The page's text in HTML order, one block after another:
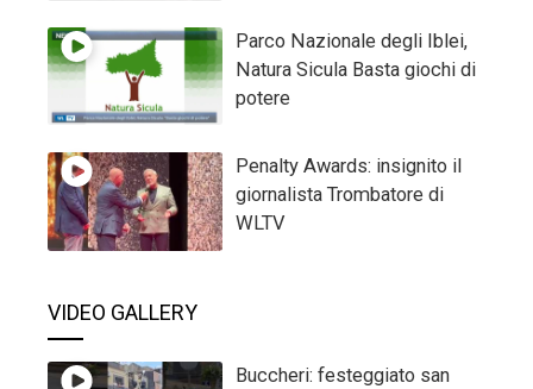
Parco Nazionale degli Iblei,
Natura Sicula Basta giochi di
potere
Penalty Awards: insignito il
giornalista Trombatore di
WLTV
VIDEO GALLERY
Buccheri: festeggiato san